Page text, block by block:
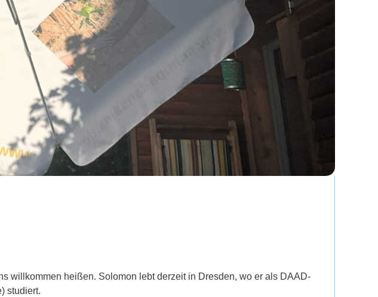
willkommen heißen. Solomon lebt derzeit in Dresden, wo er als DAAD-
studiert.